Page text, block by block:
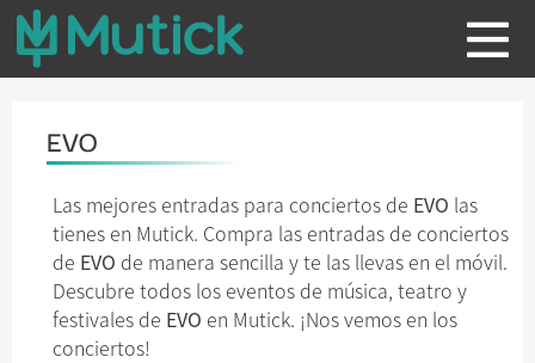
EVO
Las mejores entradas para conciertos de EVO las
tienes en Mutick. Compra las entradas de conciertos
de EVO de manera sencilla y te las llevas en el móvil.
Descubre todos los eventos de música, teatro y
festivales de EVO en Mutick. ¡Nos vemos en los
conciertos!